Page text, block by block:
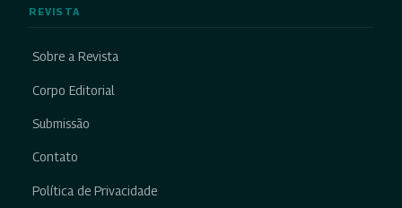
REVISTA
Sobre a Revista
Corpo Editorial
Submissão
Contato
Política de Privacidade